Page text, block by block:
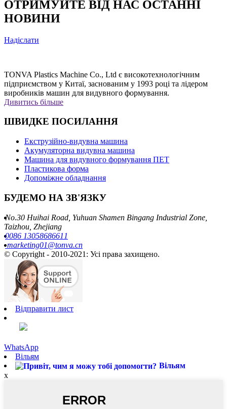
фармацевтиці.
ОТРИМУЙТЕ ВІД НАС ОСТАННІ
НОВИНИ
Надіслати
TONVA Plastics Machine Co., Ltd є високотехнологічним
підприємством у Китаї, заснованим у 1993 році та лідером
виробників машин для видувного формування.
Дивитись більше
ШВИДКЕ ПОСИЛАННЯ
Екструзійно-видувна машина
Акумуляторна видувна машина
Машина для видувного формування ПЕТ
Пластикова форма
Допоміжне обладнання
БУДЕМО НА ЗВ'ЯЗКУ
No.30 Huihai Road, Yuhuan Shamen Bingang Industrial Zone,
Taizhou, Zhejiang
0086 13058686611
marketing01@tonva.cn
© Copyright - 2010-2021: Усі права захищено.
Відправити лист
WhatsApp
Вільям
Вільям
x